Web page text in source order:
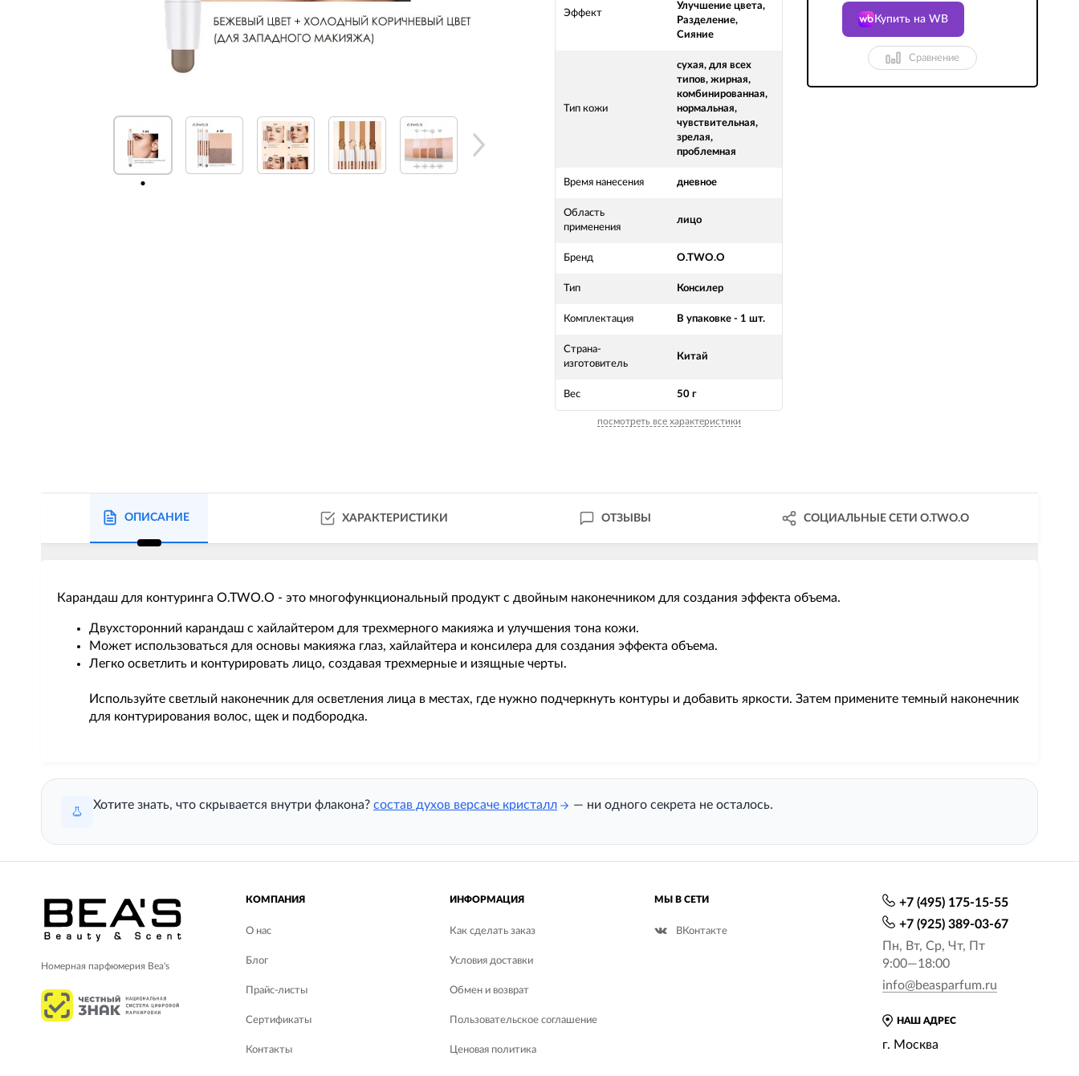
Эффект
Улучшение цвета,
Разделение,
Сияние
Тип кожи
сухая, для всех
типов, жирная,
комбинированная,
нормальная,
чувствительная,
зрелая,
проблемная
Время нанесения дневное
Область
применения
лицо
Бренд O.TWO.O
Тип Консилер
Комплектация В упаковке - 1 шт.
Страна-
изготовитель
Китай
Вес 50 г
посмотреть все характеристики
Купить на WB
Сравнение
ОПИСАНИЕ ХАРАКТЕРИСТИКИ ОТЗЫВЫ СОЦИАЛЬНЫЕ СЕТИ O.TWO.O
Карандаш для контуринга O.TWO.O - это многофункциональный продукт с двойным наконечником для создания эффекта объема.
Двухсторонний карандаш с хайлайтером для трехмерного макияжа и улучшения тона кожи.
Может использоваться для основы макияжа глаз, хайлайтера и консилера для создания эффекта объема.
Легко осветлить и контурировать лицо, создавая трехмерные и изящные черты.
Используйте светлый наконечник для осветления лица в местах, где нужно подчеркнуть контуры и добавить яркости. Затем примените темный наконечник
для контурирования волос, щек и подбородка.
Хотите знать, что скрывается внутри флакона? состав духов версаче кристалл — ни одного секрета не осталось.
Номерная парфюмерия Bea's
КОМПАНИЯ
О нас
Блог
Прайс-листы
Сертификаты
Контакты
ИНФОРМАЦИЯ
Как сделать заказ
Условия доставки
Обмен и возврат
Пользовательское соглашение
Ценовая политика
МЫ В СЕТИ
ВКонтакте
НАШ АДРЕС
г. Москва
+7 (495) 175-15-55
+7 (925) 389-03-67
Пн, Вт, Ср, Чт, Пт
9:00—18:00
info@beasparfum.ru